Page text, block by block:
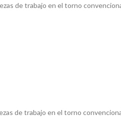
de trabajo en el torno
de trabajo en el torno